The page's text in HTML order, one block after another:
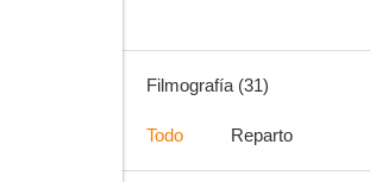
Filmografía (31)
Todo Reparto